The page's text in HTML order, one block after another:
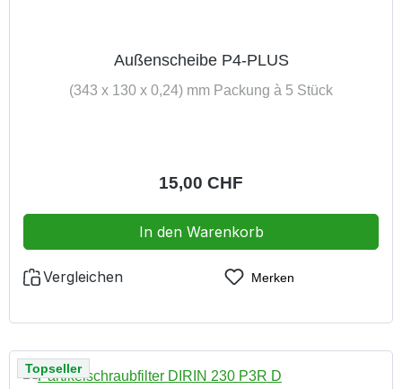
Außenscheibe P4-PLUS
(343 x 130 x 0,24) mm Packung à 5 Stück
Regulärer Preis:
15,00 CHF
In den Warenkorb
Vergleichen Merken
Topseller